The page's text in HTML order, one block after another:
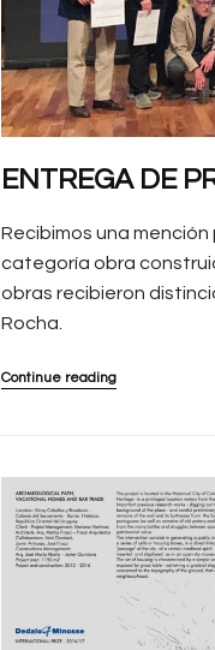
ENTREGA DE
Recibimos una
categoría obra
obras recibieron
Rocha.
Continue reading